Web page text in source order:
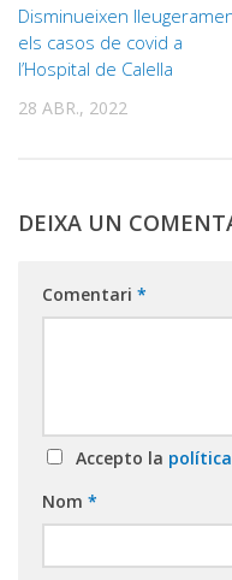
Disminueixen
els casos de covid a
l’Hospital de Calella
28 ABR., 2022
DEIXA UN
Comentari *
Accepto la
Nom *